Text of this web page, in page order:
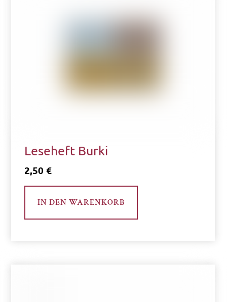
Leseheft Burki
2,50 €
IN DEN WARENKORB